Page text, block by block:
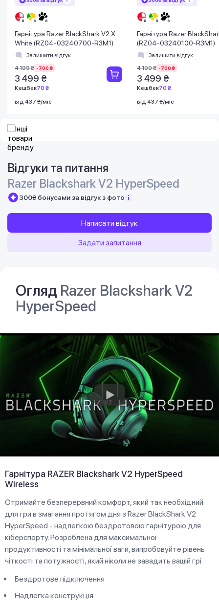
Гарнітура Razer BlackShark V2 X
White (RZ04-03240700-R3M1)
Залишити відгук
4 199 ₴ -700 ₴
3 499 ₴
Кешбек70 ₴
від 437 ₴/міс
Гарнітура Razer
(RZ04-03240100-R3M1)
Залишити відгук
4 199 ₴ -700 ₴
3 499 ₴
Кешбек70 ₴
від 437 ₴/міс
Відгуки та питання
Razer Blackshark V2 HyperSpeed
300₴ бонусами за відгук з фото
Написати відгук
Задати запитання
Огляд Razer Blackshark V2
HyperSpeed
Гарнітура RAZER Blackshark V2 HyperSpeed
Wireless
Отримайте безперервний комфорт, який так необхідний
для гри в змагання протягом дня з Razer BlackShark V2
HyperSpeed - надлегкою бездротовою гарнітурою для
кіберспорту. Розроблена для максимальної
продуктивності та мінімальної ваги, випробовуйте рівень
чіткості та потужності, який ніколи не завадить вашій грі.
Бездротове підключення
Надлегка конструкція